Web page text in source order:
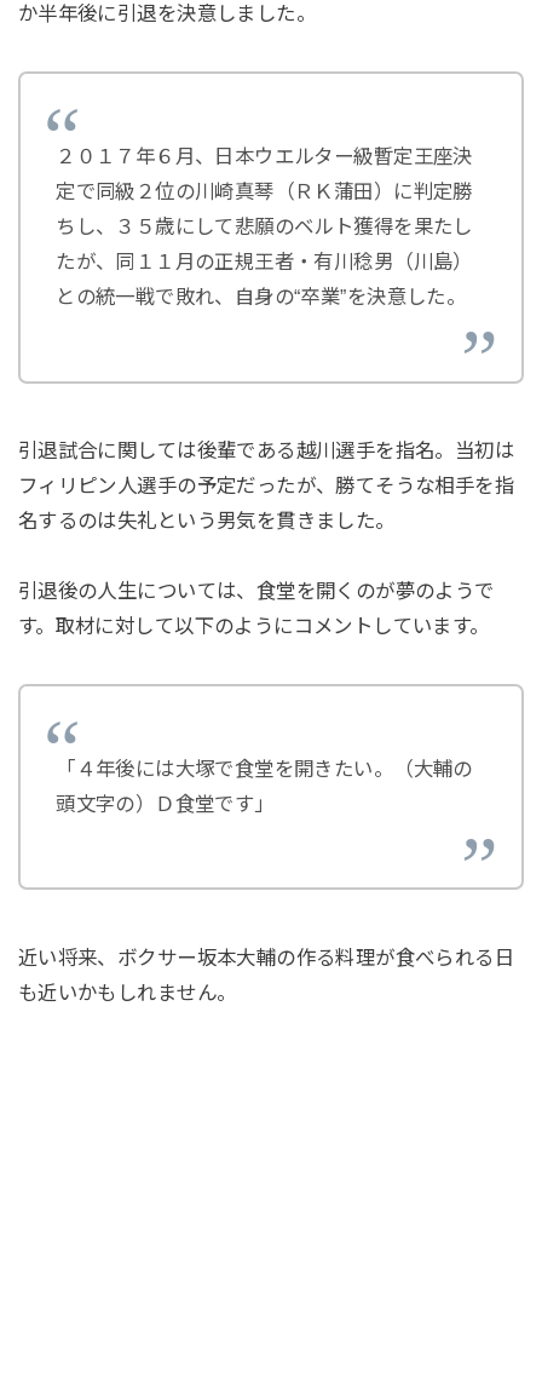
か半年後に引退を決意しました。
２０１７年６月、日本ウエルター級暫定王座決
定で同級２位の川崎真琴（ＲＫ蒲田）に判定勝
ちし、３５歳にして悲願のベルト獲得を果たし
たが、同１１月の正規王者・有川稔男（川島）
との統一戦で敗れ、自身の“卒業”を決意した。
引退試合に関しては後輩である越川選手を指名。当初は
フィリピン人選手の予定だったが、勝てそうな相手を指
名するのは失礼という男気を貫きました。
引退後の人生については、食堂を開くのが夢のようで
す。取材に対して以下のようにコメントしています。
「４年後には大塚で食堂を開きたい。（大輔の
頭文字の）Ｄ食堂です」
近い将来、ボクサー坂本大輔の作る料理が食べられる日
も近いかもしれません。